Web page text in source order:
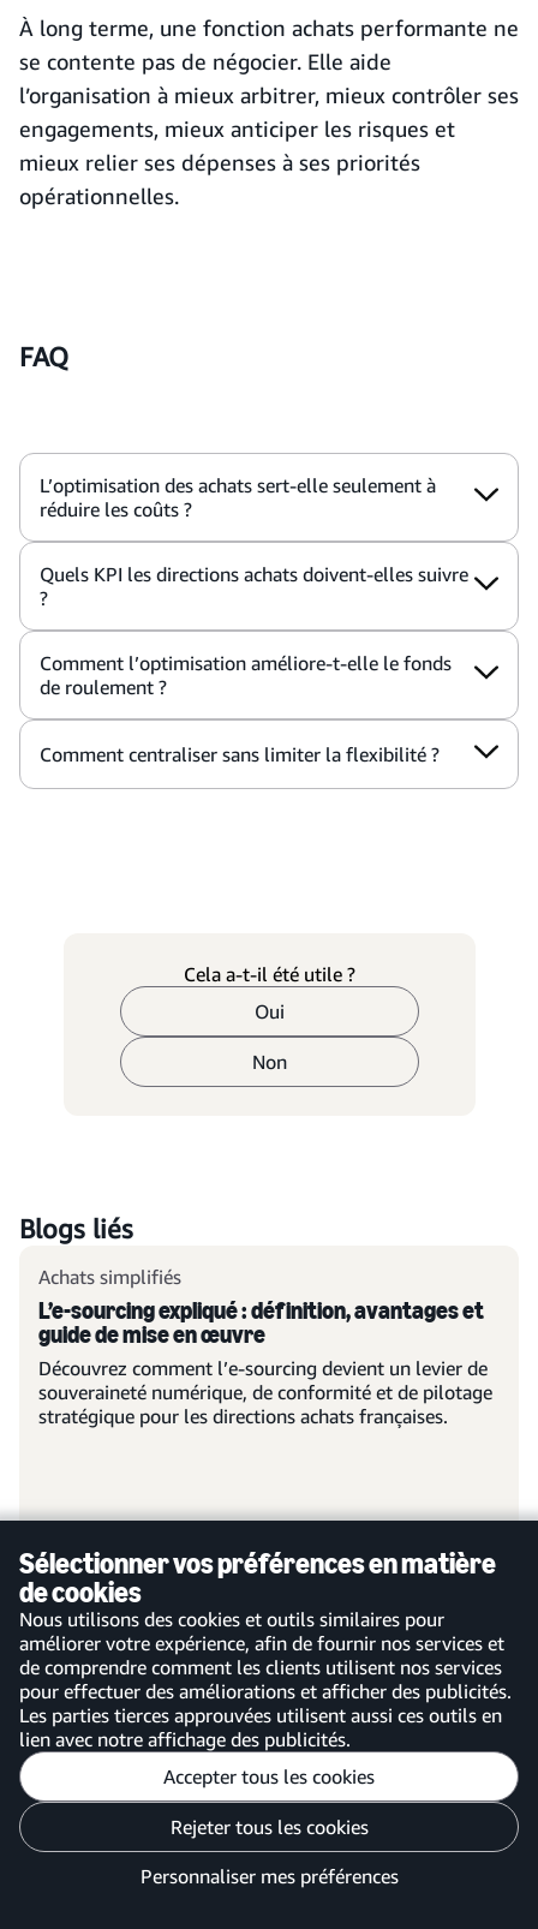
À long terme, une fonction achats performante ne
se contente pas de négocier. Elle aide
l’organisation à mieux arbitrer, mieux contrôler ses
engagements, mieux anticiper les risques et
mieux relier ses dépenses à ses priorités
opérationnelles.
FAQ
L’optimisation des achats sert-elle seulement à
réduire les coûts ?
Quels KPI les directions achats doivent-elles suivre
?
Comment l’optimisation améliore-t-elle le fonds
de roulement ?
Comment centraliser sans limiter la flexibilité ?
Cela a-t-il été utile ?
Oui
Non
Blogs liés
Achats simplifiés
L’e-sourcing expliqué : définition, avantages et
guide de mise en œuvre
Découvrez comment l’e-sourcing devient un levier de
souveraineté numérique, de conformité et de pilotage
stratégique pour les directions achats françaises.
En savoir plus
Sélectionner vos préférences en matière
de cookies
Nous utilisons des cookies et outils similaires pour
améliorer votre expérience, afin de fournir nos services et
de comprendre comment les clients utilisent nos services
pour effectuer des améliorations et afficher des publicités.
Les parties tierces approuvées utilisent aussi ces outils en
lien avec notre affichage des publicités.
Accepter tous les cookies
Rejeter tous les cookies
Personnaliser mes préférences
À propos d’Amazon Business
Témoignages clients
Rester à jour